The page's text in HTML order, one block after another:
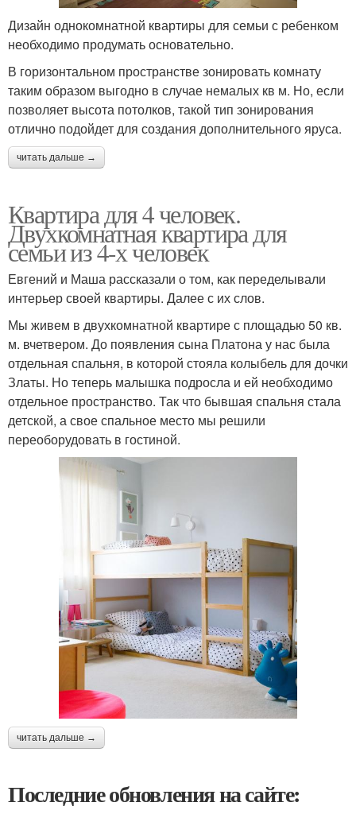
Дизайн однокомнатной квартиры для семьи с ребенком
необходимо продумать основательно.
В горизонтальном пространстве зонировать комнату
таким образом выгодно в случае немалых кв м. Но, если
позволяет высота потолков, такой тип зонирования
отлично подойдет для создания дополнительного яруса.
читать дальше →
Квартира для 4 человек.
Двухкомнатная квартира для
семьи из 4-х человек
Евгений и Маша рассказали о том, как переделывали
интерьер своей квартиры. Далее с их слов.
Мы живем в двухкомнатной квартире с площадью 50 кв.
м. вчетвером. До появления сына Платона у нас была
отдельная спальня, в которой стояла колыбель для дочки
Златы. Но теперь малышка подросла и ей необходимо
отдельное пространство. Так что бывшая спальня стала
детской, а свое спальное место мы решили
переоборудовать в гостиной.
читать дальше →
Последние обновления на сайте: